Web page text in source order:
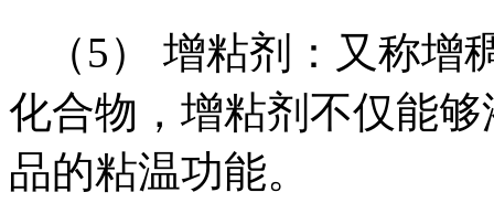
（5） 增粘剂：又称
化合物，增粘剂不仅能
品的粘温功能。